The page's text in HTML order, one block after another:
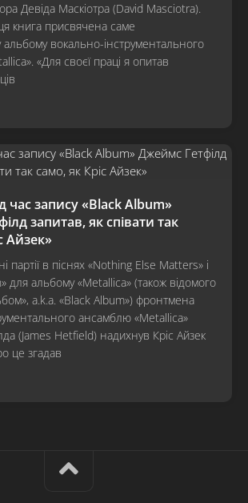
Девіда Маскіотра (David Masciotra).
книга присвячена саме
вокально-інструментального
«Для своєї праці я опитав
час запису «Black Album»
запитав, як співати так
Айзек»
партії в піснях «Nothing Else Matters» і
для альбому «Metallica» (також відомого
a.k.a. «Black Album») фронтмена
ансамблю «Metallica»
(James Hetfield) надихнув Кріс Айзек
це згадав